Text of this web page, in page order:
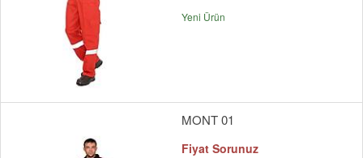
Yeni Ürün
MONT 01
Fiyat Sorunuz